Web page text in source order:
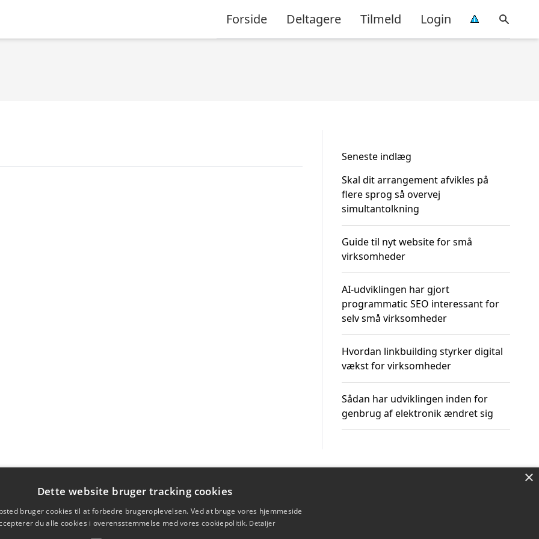
Forside Deltagere Tilmeld Login
Seneste indlæg
Skal dit arrangement afvikles på
flere sprog så overvej
simultantolkning
Guide til nyt website for små
virksomheder
AI-udviklingen har gjort
programmatic SEO interessant for
selv små virksomheder
Hvordan linkbuilding styrker digital
vækst for virksomheder
Sådan har udviklingen inden for
genbrug af elektronik ændret sig
×
Dette website bruger tracking cookies
bruger cookies til at forbedre brugeroplevelsen. Ved at bruge vores hjemmeside
du alle cookies i overensstemmelse med vores cookiepolitik. Detaljer